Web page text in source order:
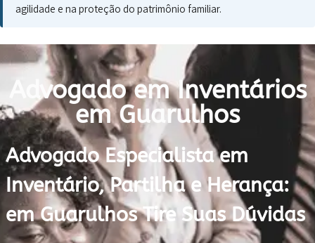
agilidade e na proteção do patrimônio familiar.
Advogado em Inventários
em Guarulhos
Advogado Especialista em
Inventário, Partilha e Herança:
em Guarulhos Tire Suas Dúvidas